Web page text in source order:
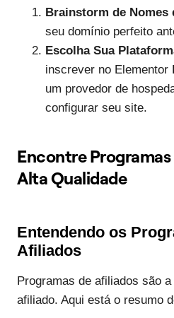
Brainstorm de Nomes
seu domínio perfeito
Escolha Sua
inscrever no Elementor
um provedor de
configurar seu site.
Encontre
Alta Qualidade
Entendendo os
Afiliados
Programas de afiliados são
afiliado. Aqui está o resumo